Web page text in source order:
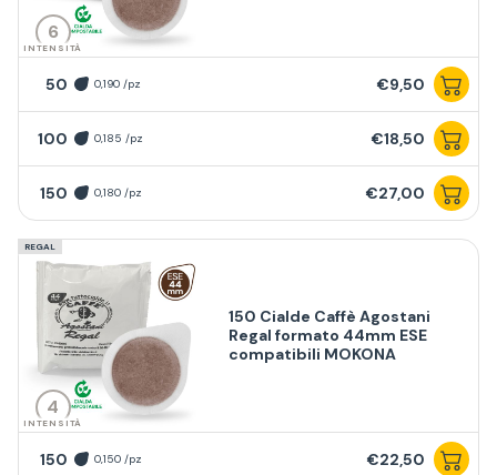
6
INTENSITÀ
50 0,190 /pz €9,50
100 0,185 /pz €18,50
150 0,180 /pz €27,00
REGAL
4
INTENSITÀ
150 Cialde Caffè Agostani
Regal formato 44mm ESE
compatibili MOKONA
150 0,150 /pz €22,50